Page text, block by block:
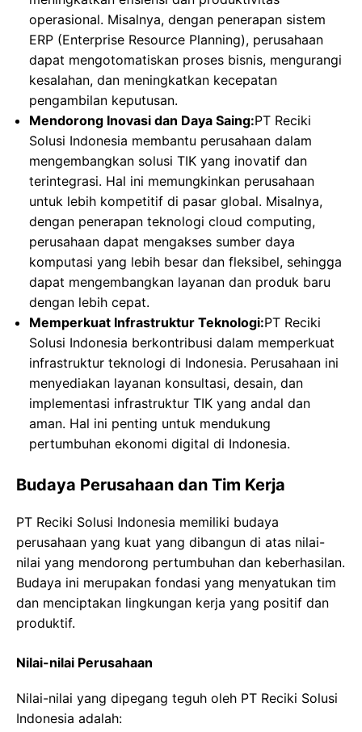
operasional. Misalnya, dengan penerapan sistem
ERP (Enterprise Resource Planning), perusahaan
dapat mengotomatiskan proses bisnis, mengurangi
kesalahan, dan meningkatkan kecepatan
pengambilan keputusan.
Mendorong Inovasi dan Daya Saing:PT Reciki
Solusi Indonesia membantu perusahaan dalam
mengembangkan solusi TIK yang inovatif dan
terintegrasi. Hal ini memungkinkan perusahaan
untuk lebih kompetitif di pasar global. Misalnya,
dengan penerapan teknologi cloud computing,
perusahaan dapat mengakses sumber daya
komputasi yang lebih besar dan fleksibel, sehingga
dapat mengembangkan layanan dan produk baru
dengan lebih cepat.
Memperkuat Infrastruktur Teknologi:PT Reciki
Solusi Indonesia berkontribusi dalam memperkuat
infrastruktur teknologi di Indonesia. Perusahaan ini
menyediakan layanan konsultasi, desain, dan
implementasi infrastruktur TIK yang andal dan
aman. Hal ini penting untuk mendukung
pertumbuhan ekonomi digital di Indonesia.
Budaya Perusahaan dan Tim Kerja
PT Reciki Solusi Indonesia memiliki budaya
perusahaan yang kuat yang dibangun di atas nilai-
nilai yang mendorong pertumbuhan dan keberhasilan.
Budaya ini merupakan fondasi yang menyatukan tim
dan menciptakan lingkungan kerja yang positif dan
produktif.
Nilai-nilai Perusahaan
Nilai-nilai yang dipegang teguh oleh PT Reciki Solusi
Indonesia adalah: